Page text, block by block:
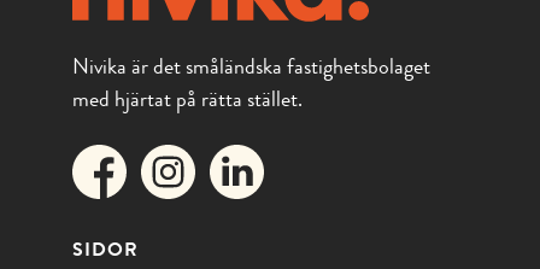
Nivika är det småländska fastighetsbolaget
med hjärtat på rätta stället.
SIDOR